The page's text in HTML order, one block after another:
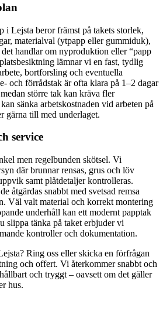
i Lejsta beror främst på takets storlek,
materialval (ytpapp eller gummiduk),
handlar om nyproduktion eller “papp
lämnar vi en fast, tydlig
bortforsling och eventuella
och förrådstak är ofta klara på 1–2 dagar
större tak kan kräva fler
sänka arbetskostnaden vid arbeten på
gärna till med underlaget.
service
men regelbunden skötsel. Vi
där brunnar rensas, grus och löv
samt plåtdetaljer kontrolleras.
åtgärdas snabbt med svetsad remsa
Väl valt material och korrekt montering
underhåll kan ett modernt papptak
slippa tänka på taket erbjuder vi
kontroller och dokumentation.
Ring oss eller skicka en förfrågan
och offert. Vi återkommer snabbt och
och tryggt – oavsett om det gäller
hus.